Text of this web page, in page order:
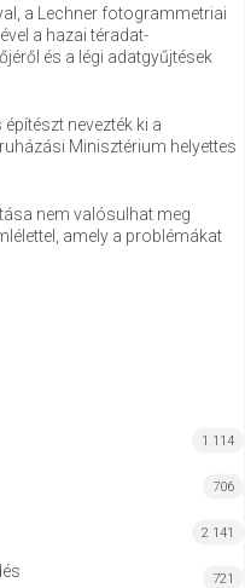
a Lechner fotogrammetriai
a hazai téradat-
és a légi adatgyűjtések
nevezték ki a
Minisztérium helyettes
nem valósulhat meg
amely a problémákat
1 114
706
2 141
721